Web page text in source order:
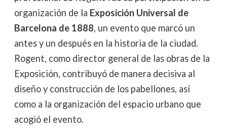
organización de la Exposición Universal de
Barcelona de 1888, un evento que marcó un
antes y un después en la historia de la ciudad.
Rogent, como director general de las obras de la
Exposición, contribuyó de manera decisiva al
diseño y construcción de los pabellones, así
como a la organización del espacio urbano que
acogió el evento.